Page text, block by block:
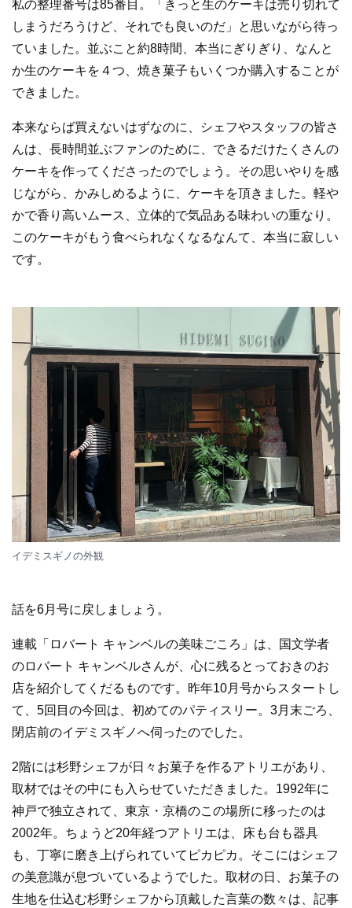
私の整理番号は85番目。「きっと生のケーキは売り切れて
しまうだろうけど、それでも良いのだ」と思いながら待っ
ていました。並ぶこと約8時間、本当にぎりぎり、なんと
か生のケーキを４つ、焼き菓子もいくつか購入することが
できました。
本来ならば買えないはずなのに、シェフやスタッフの皆さ
んは、長時間並ぶファンのために、できるだけたくさんの
ケーキを作ってくださったのでしょう。その思いやりを感
じながら、かみしめるように、ケーキを頂きました。軽や
かで香り高いムース、立体的で気品ある味わいの重なり。
このケーキがもう食べられなくなるなんて、本当に寂しい
です。
イデミスギノの外観
話を6月号に戻しましょう。
連載「ロバート キャンベルの美味ごころ」は、国文学者
のロバート キャンベルさんが、心に残るとっておきのお
店を紹介してくだるものです。昨年10月号からスタートし
て、5回目の今回は、初めてのパティスリー。3月末ごろ、
閉店前のイデミスギノへ伺ったのでした。
2階には杉野シェフが日々お菓子を作るアトリエがあり、
取材ではその中にも入らせていただきました。1992年に
神戸で独立されて、東京・京橋のこの場所に移ったのは
2002年。ちょうど20年経つアトリエは、床も台も器具
も、丁寧に磨き上げられていてピカピカ。そこにはシェフ
の美意識が息づいているようでした。取材の日、お菓子の
生地を仕込む杉野シェフから頂戴した言葉の数々は、記事